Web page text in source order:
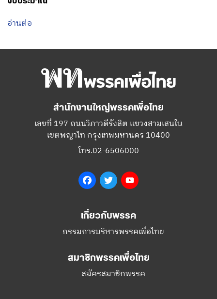
เลขที่ 197 ถนนวิภาวดีรังสิต แขวงสามเสนใน
เขตพญาไท กรุงเทพมหานคร 10400
โทร.02-6506000
FacebookTwitterYouTube
กรรมการบริหารพรรคเพื่อไทย
สมาชิกพรรคเพื่อไทย
สมัครสมาชิกพรรค